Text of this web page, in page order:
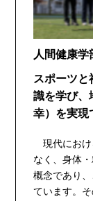
人間健康学
スポーツと
識を学び、
幸）を実現
現代におけ
なく、身体
概念であり
ています。